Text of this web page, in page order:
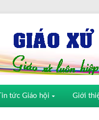
Tin tức Giáo hội Giới